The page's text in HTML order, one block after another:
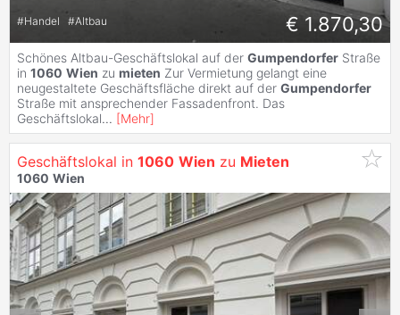
#Handel #Altbau € 1.870,30
Schönes Altbau-Geschäftslokal auf der Gumpendorfer Straße
in 1060 Wien zu mieten Zur Vermietung gelangt eine
neugestaltete Geschäftsfläche direkt auf der Gumpendorfer
Straße mit ansprechender Fassadenfront. Das
Geschäftslokal... [Mehr]
Geschäftslokal in 1060 Wien zu Mieten
1060 Wien